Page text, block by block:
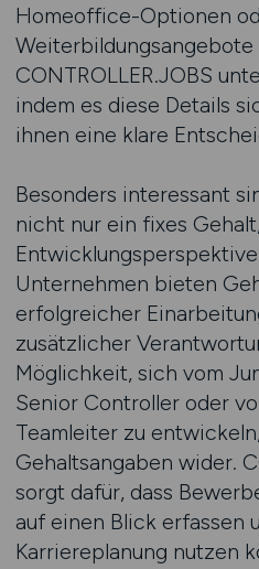
Homeoffice-Optionen
Weiterbildungsangebote
CONTROLLER.JOBS
indem es diese Details
ihnen eine klare
Besonders interessant
nicht nur ein fixes
Unternehmen bieten
erfolgreicher
zusätzlicher
Möglichkeit, sich vom
Senior Controller oder
Teamleiter zu
Gehaltsangaben wider.
sorgt dafür, dass
auf einen Blick erfassen
Karriereplanung nutzen